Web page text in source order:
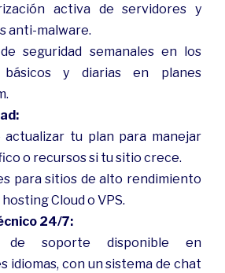
activa de servidores y
anti-malware.
seguridad semanales en los
básicos y diarias en planes
actualizar tu plan para manejar
o recursos si tu sitio crece.
para sitios de alto rendimiento
Cloud o VPS.
24/7:
de soporte disponible en
idiomas, con un sistema de chat